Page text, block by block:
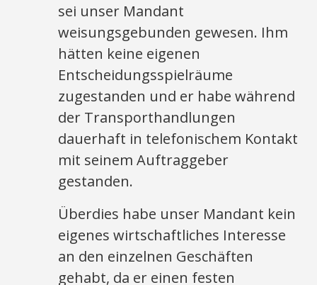
sei unser Mandant
weisungsgebunden gewesen. Ihm
hätten keine eigenen
Entscheidungsspielräume
zugestanden und er habe während
der Transporthandlungen
dauerhaft in telefonischem Kontakt
mit seinem Auftraggeber
gestanden.
Überdies habe unser Mandant kein
eigenes wirtschaftliches Interesse
an den einzelnen Geschäften
gehabt, da er einen festen